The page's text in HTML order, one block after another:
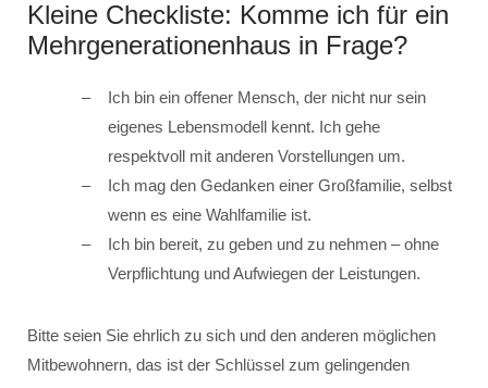
Kleine Checkliste: Komme ich für ein
Mehrgenerationenhaus in Frage?
Ich bin ein offener Mensch, der nicht nur sein
eigenes Lebensmodell kennt. Ich gehe
respektvoll mit anderen Vorstellungen um.
Ich mag den Gedanken einer Großfamilie, selbst
wenn es eine Wahlfamilie ist.
Ich bin bereit, zu geben und zu nehmen – ohne
Verpflichtung und Aufwiegen der Leistungen.
Bitte seien Sie ehrlich zu sich und den anderen möglichen
Mitbewohnern, das ist der Schlüssel zum gelingenden